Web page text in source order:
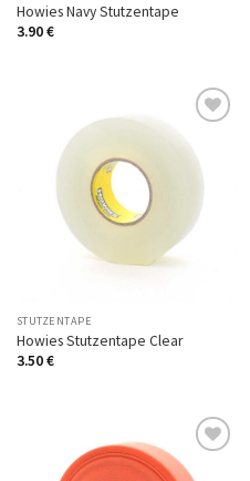
Howies Navy Stutzentape
3.90€
STUTZENTAPE
Howies Stutzentape Clear
3.50€